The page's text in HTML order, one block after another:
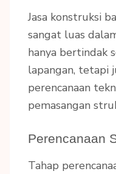
Jasa konstruksi
sangat luas
hanya bertindak
lapangan, tetapi
perencanaan
pemasangan
Perencanaan
Tahap